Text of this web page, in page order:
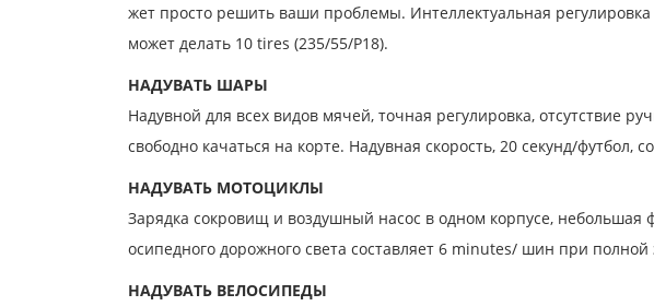
жет просто решить ваши проблемы. Интеллектуальная
может делать 10 tires (235/55/P18).
НАДУВАТЬ ШАРЫ
Надувной для всех видов мячей, точная регулировка, отсутствие
свободно качаться на корте. Надувная скорость, 20 секунд/
НАДУВАТЬ МОТОЦИКЛЫ
Зарядка сокровищ и воздушный насос в одном корпусе,
осипедного дорожного света составляет 6 minutes/ шин при
НАДУВАТЬ ВЕЛОСИПЕДЫ